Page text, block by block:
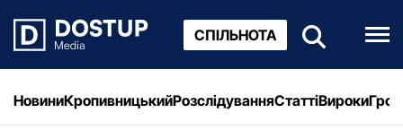
СПІЛЬНОТА
НовиниКропивницькийРозслідуванняСтаттіВироки